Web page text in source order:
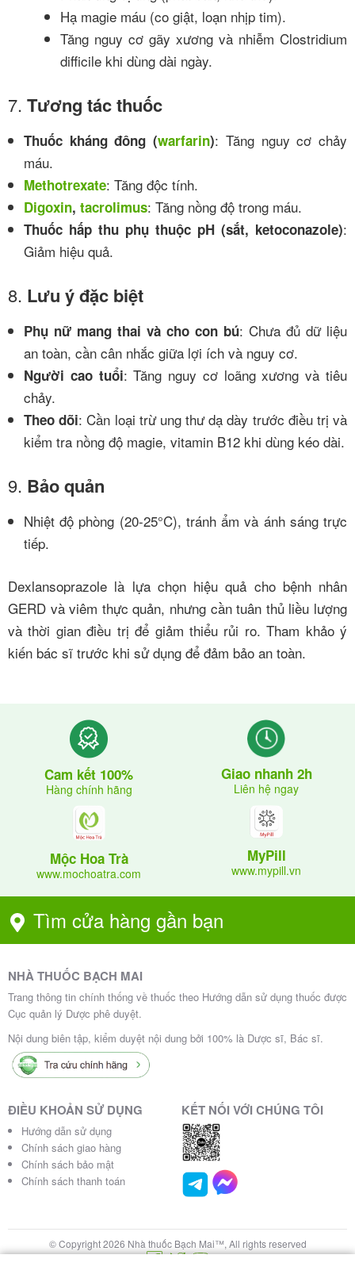
Hạ magie máu (co giật, loạn nhịp tim).
Tăng nguy cơ gãy xương và nhiễm Clostridium
difficile khi dùng dài ngày.
7. Tương tác thuốc
Thuốc kháng đông (warfarin): Tăng nguy cơ chảy
máu.
Methotrexate: Tăng độc tính.
Digoxin, tacrolimus: Tăng nồng độ trong máu.
Thuốc hấp thu phụ thuộc pH (sắt, ketoconazole):
Giảm hiệu quả.
8. Lưu ý đặc biệt
Phụ nữ mang thai và cho con bú: Chưa đủ dữ liệu
an toàn, cần cân nhắc giữa lợi ích và nguy cơ.
Người cao tuổi: Tăng nguy cơ loãng xương và tiêu
chảy.
Theo dõi: Cần loại trừ ung thư dạ dày trước điều trị và
kiểm tra nồng độ magie, vitamin B12 khi dùng kéo dài.
9. Bảo quản
Nhiệt độ phòng (20-25°C), tránh ẩm và ánh sáng trực
tiếp.
Dexlansoprazole là lựa chọn hiệu quả cho bệnh nhân
GERD và viêm thực quản, nhưng cần tuân thủ liều lượng
và thời gian điều trị để giảm thiểu rủi ro. Tham khảo ý
kiến bác sĩ trước khi sử dụng để đảm bảo an toàn.
Cam kết 100%
Hàng chính hãng
Giao nhanh 2h
Liên hệ ngay
Mộc Hoa Trà
www.mochoatra.com
MyPill
www.mypill.vn
Tìm cửa hàng gần bạn
NHÀ THUỐC BẠCH MAI
Trang thông tin chính thống về thuốc theo Hướng dẫn sử dụng thuốc được
Cục quản lý Dược phê duyệt.
Nội dung biên tập, kiểm duyệt nội dung bởi 100% là Dược sĩ, Bác sĩ.
ĐIỀU KHOẢN SỬ DỤNG
Hướng dẫn sử dụng
Chính sách giao hàng
Chính sách bảo mật
Chính sách thanh toán
KẾT NỐI VỚI CHÚNG TÔI
© Copyright 2026 Nhà thuốc Bạch Mai™, All rights reserved